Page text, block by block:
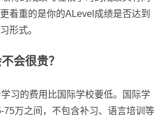
看重的是你的ALevel成绩是否达到
形式。
会很贵？
习的费用比国际学校要低。国际学
75万之间，不包含补习、语言培训等